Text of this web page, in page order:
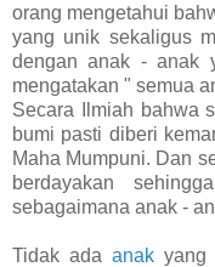
orang mengetahui
yang unik sekaligus
dengan anak - anak
mengatakan " semua
Secara Ilmiah bahwa
bumi pasti diberi
Maha Mumpuni. Dan
berdayakan
sebagaimana anak -
Tidak ada anak yang